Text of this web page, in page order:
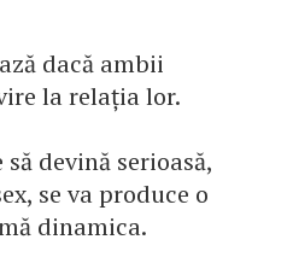
dacă ambii
la relația lor.
devină serioasă,
se va produce o
dinamica.